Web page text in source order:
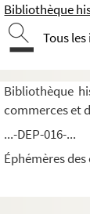
Bibliothèque
Tous
Bibliothèque
commerces et
...-DEP-016-...
Éphémères